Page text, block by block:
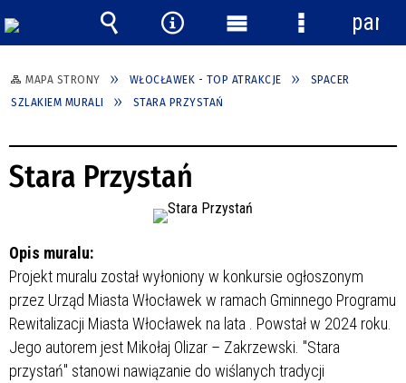
MAPA STRONY WŁOCŁAWEK - TOP ATRAKCJE
SPACER
SZLAKIEM MURALI
STARA PRZYSTAŃ
Stara Przystań
Opis muralu:
Projekt muralu został wyłoniony w konkursie ogłoszonym
przez Urząd Miasta Włocławek w ramach Gminnego Programu
Rewitalizacji Miasta Włocławek na lata
. Powstał w 2024 roku.
Jego autorem jest Mikołaj Olizar – Zakrzewski. "Stara
przystań" stanowi nawiązanie do wiślanych tradycji
Wyszukiwarka
Narzędzia
Menu
główne
Menu
szczegółowe
panel